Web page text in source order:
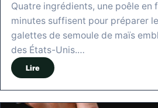
Quatre ingrédients, une poêle en
minutes suffisent pour préparer
galettes de semoule de maïs
des États-Unis.…
Lire